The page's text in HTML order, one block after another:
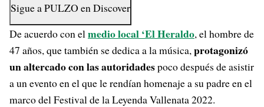
Sigue aPULZO enDiscover
De acuerdo con elmedio local ‘El Heraldo, el hombre de
47 años, que también se dedica a la música,protagonizó
un altercado con las autoridadespoco después de asistir
a un evento en el que le rendían homenaje a su padre en el
marco del Festival de la Leyenda Vallenata 2022.